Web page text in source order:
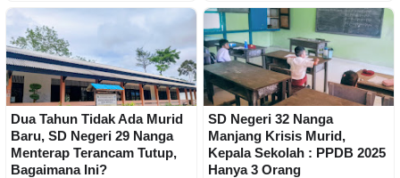
Dua Tahun Tidak Ada Murid
Baru, SD Negeri 29 Nanga
Menterap Terancam Tutup,
Bagaimana Ini?
SD Negeri 32 Nanga
Manjang Krisis Murid,
Kepala Sekolah : PPDB 2025
Hanya 3 Orang